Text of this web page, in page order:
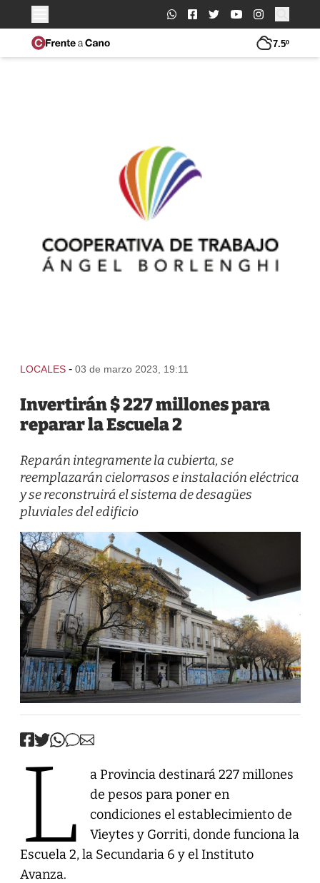
Buscar:
7.5º
LOCALES - 03 de marzo 2023, 19:11
Invertirán $ 227 millones para
reparar la Escuela 2
Reparán integramente la cubierta, se
reemplazarán cielorrasos e instalación eléctrica
y se reconstruirá el sistema de desagües
pluviales del edificio
L
a Provincia destinará 227 millones
de pesos para poner en
condiciones el establecimiento de
Vieytes y Gorriti, donde funciona la
Escuela 2, la Secundaria 6 y el Instituto
Avanza.